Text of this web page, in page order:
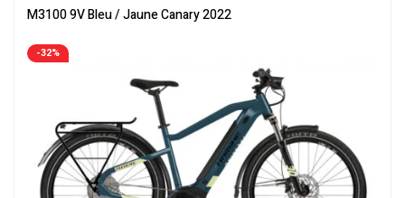
M3100 9V Bleu / Jaune Canary 2022
-32%